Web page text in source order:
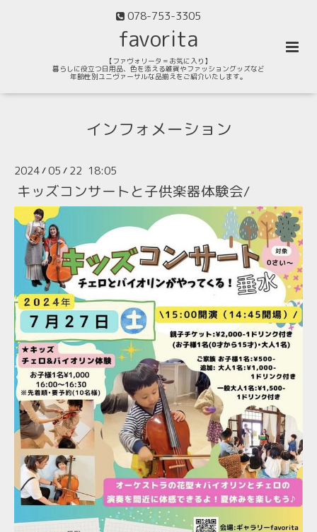
078-753-3305
favorita
【ファヴォリータ＝お気に入り】
暮らしに役立つ日用品、色を添える雑貨やファッショングッズなど
年齢性別ユニヴァーサルな品揃えをご紹介いたします。
インフォメーション
2024/05 / 22 18:05
キッズコンサートと子供楽器体験会/